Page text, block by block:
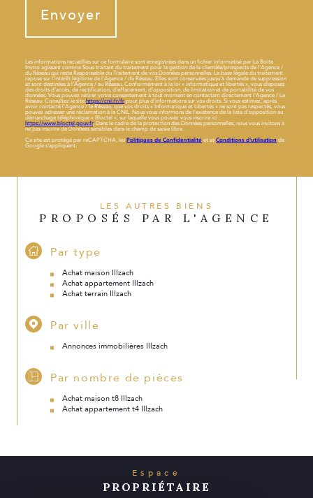
Envoyer
Les informations recueillies sur ce formulaire sont enregistrées dans un fichier informatisé par La Boite
Immo agissant comme Sous-traitant du traitement pour la gestion de la clientèle/prospects de l'Agence /
du Réseau qui reste Responsable du Traitement de vos Données personnelles. La base légale du traitement
repose sur l'intérêt légitime de l'Agence / du Réseau. Elles sont conservées jusqu'à demande de suppression
et sont destinées à l'Agence / au Réseau. Conformément à la loi « informatique et libertés », vous disposez
des droits d’accès, de rectification, d’effacement, d’opposition, de limitation et de portabilité de vos
données. Vous pouvez retirer votre consentement à tout moment en contactant directement l’Agence / Le
Réseau. Consultez le sitehttps://cnil.fr/frpour plus d’informations sur vos droits. Si vous estimez, après
avoir contacté l'Agence / le Réseau, que vos droits « Informatique et Libertés » ne sont pas respectés, vous
pouvez adresser une réclamation à la CNIL. Nous vous informons de l’existence de la liste d'opposition au
démarchage téléphonique « Bloctel », sur laquelle vous pouvez vous inscrire ici :
https://www.bloctel.gouv.fr. Dans le cadre de la protection des Données personnelles, nous vous invitons à
ne pas inscrire de Données sensibles dans le champ de saisie libre.
Ce site est protégé par reCAPTCHA, lesPolitiques de Confidentialitéet esConditions d'utilisation de
Google s'appliquent.
LES AUTRES BIENS
PROPOSÉS PAR L'AGENCE
Par type
Achat maison Illzach
Achat appartement Illzach
Achat terrain Illzach
Par ville
Annonces immobilières Illzach
Par nombre de pièces
Achat maison t8 Illzach
Achat appartement t4 Illzach
Espace
PROPRIÉTAIRE